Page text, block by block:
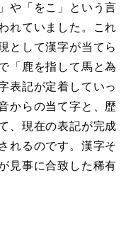
や「をこ」という言
れていました。これ
として漢字が当てら
「鹿を指して馬と為
表記が定着していっ
からの当て字と、歴
、現在の表記が完成
れるのです。漢字そ
見事に合致した稀有